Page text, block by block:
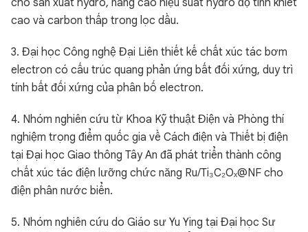
cho sản xuất hydro, nâng cao hiệu suất hydro độ tinh khiết
cao và carbon thấp trong lọc dầu.
3. Đại học Công nghệ Đại Liên thiết kế chất xúc tác bơm
electron có cấu trúc quang phản ứng bất đối xứng, duy trì
tính bất đối xứng của phân bố electron.
4. Nhóm nghiên cứu từ Khoa Kỹ thuật Điện và Phòng thí
nghiệm trọng điểm quốc gia về Cách điện và Thiết bị điện
tại Đại học Giao thông Tây An đã phát triển thành công
chất xúc tác điện lưỡng chức năng Ru/Ti₃C₂Oₓ@NF cho
điện phân nước biển.
5. Nhóm nghiên cứu do Giáo sư Yu Ying tại Đại học Sư